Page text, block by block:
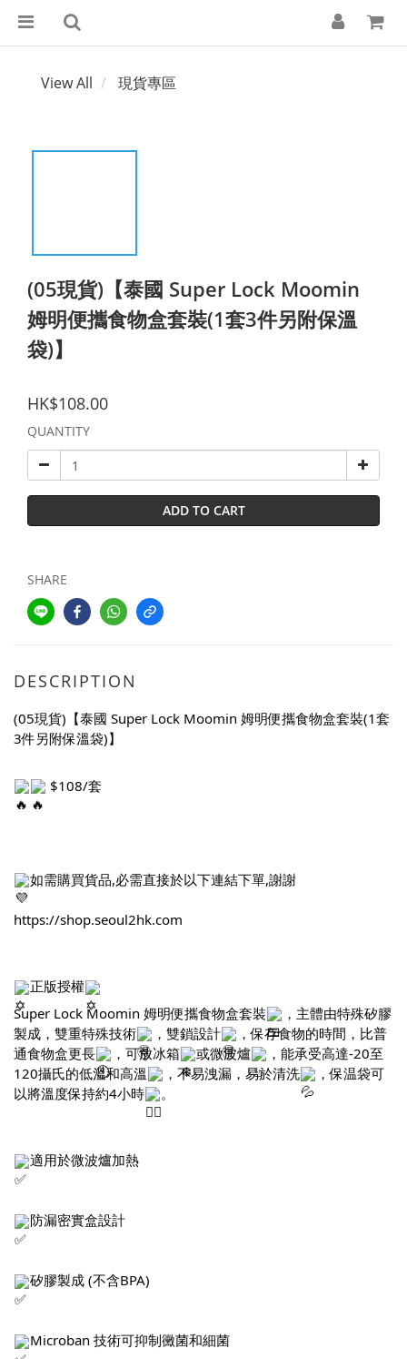
View All 現貨專區
(05現貨)【泰國 Super Lock Moomin
姆明便攜食物盒套裝(1套3件另附保溫
袋)】
HK$108.00
QUANTITY
ADD TO CART
SHARE
DESCRIPTION
(05現貨)【泰國 Super Lock Moomin 姆明便攜食物盒套裝(1套
3件另附保溫袋)】
$108/套
如需購買貨品,必需直接於以下連結下單,謝謝
https://shop.seoul2hk.com
正版授權
Super Lock Moomin 姆明便攜食物盒套裝
，主體由特殊矽膠
製成，雙重特殊技術
，雙鎖設計
，保存食物的時間，比普
通食物盒更長
，可放冰箱 或微波爐️
，能承受高達-20至
120攝氏的低溫和高溫
，不易洩漏，易於清洗
，保温袋可
以將溫度保持約4小時
。
適用於微波爐加熱
防漏密實盒設計
矽膠製成 (不含BPA)
Microban 技術可抑制黴菌和細菌